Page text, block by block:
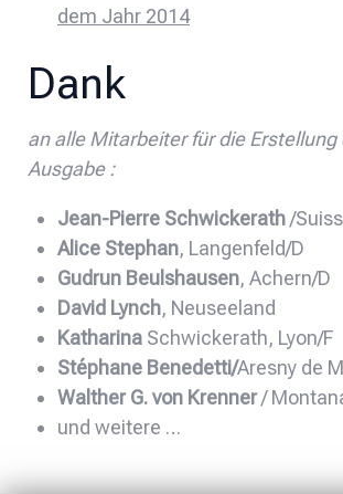
dem Jahr 2014
Dank
an alle Mitarbeiter für die Erstellung
Ausgabe :
Jean-Pierre Schwickerath/
Alice Stephan, Langenfeld/D
Gudrun Beulshausen, Achern/D
David Lynch, Neuseeland
Katharina Schwickerath, Lyon/F
Stéphane Benedetti/Aresny de
Walther G. von Krenner/
und weitere …